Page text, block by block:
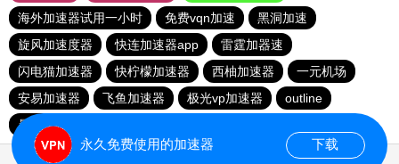
海外加速器试用一小时
免费vqn加速
黑洞加速
旋风加速度器
快连加速器app
雷霆加器速
闪电猫加速器
快柠檬加速器 西柚加速器
一元机场
安易加速器
飞鱼加速器 极光vp加速器
outline
暴雪vp永久免费加速器下载官网
永久免费使用的加速器 下载